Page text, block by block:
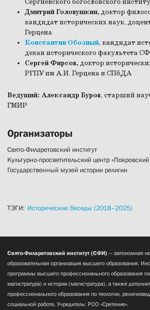
Сергиевского богословского
Дмитрий Головушкин, доктор
кандидат исторических наук,
Герцена
Константин Обозный, кандидат
декан исторического факультета
Сергей Фирсов, доктор
РГПУ им А.И. Герцена и СПбДА
Ведущий: Александр Буров, старший
ГМИР
Организаторы
Свято-Филаретовский институт
Культурно-просветительский центр «Покровский
Государственный музей истории религии
ТЭГИ: Исторические беседы (2018–2025)
Свято-Филаретовский институт (СФИ) — автономная
образовательная организация высшего образования.
программы высшего профессионального образования по
магистратура) и истории (магистратура), а также
профессионального образования по теологии,
социальной работе. Учредитель: РОО «Сретение».